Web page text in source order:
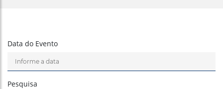
Data do Evento
Pesquisa